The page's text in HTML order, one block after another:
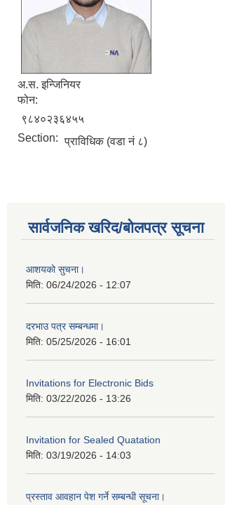
अ.स. इन्जिनियर
फोन:
९८४०२३६४५५
Section: प्राविधिक (वडा नं ८)
सार्वजनिक खरिद/बोलपत्र सूचना
आशयको सुचना।
मिति: 06/24/2026 - 12:07
दरभाउ पत्र सम्बन्धमा।
मिति: 05/25/2026 - 16:01
Invitations for Electronic Bids
मिति: 03/22/2026 - 13:26
Invitation for Sealed Quatation
मिति: 03/19/2026 - 14:03
प्रस्ताव आवहान पेश गर्ने सम्बन्धी सूचना।